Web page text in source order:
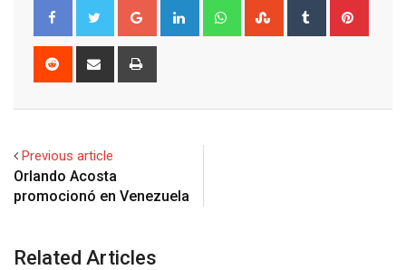
Google+ LinkedIn WhatsappStumbleUpon
Tumblr
Reddit
Share
Previous article
Orlando Acosta
Related Articles